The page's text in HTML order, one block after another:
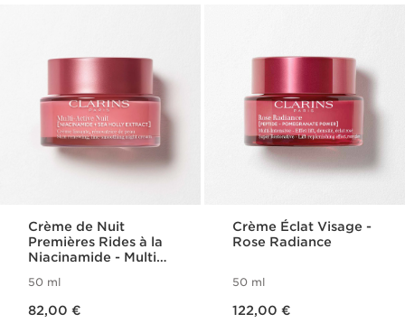
Crème de Nuit
Premières Rides à la
Niacinamide - Multi
50 ml
82,00 €
Crème Éclat Visage -
Rose Radiance
50 ml
122,00 €